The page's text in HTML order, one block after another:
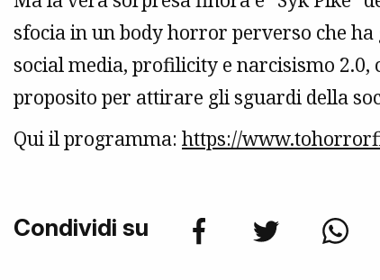
sfocia in un body horror perverso che
social media, profilicity e narcisismo
proposito per attirare gli sguardi della
Qui il programma: https://
Condividi su